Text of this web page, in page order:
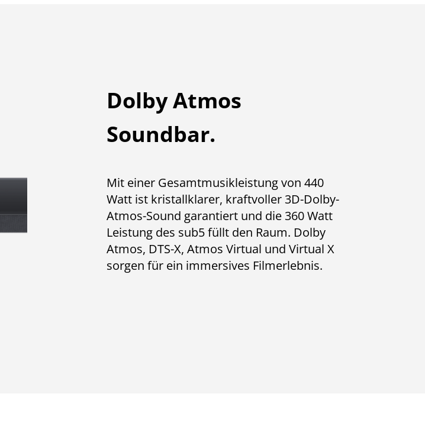
Dolby Atmos
Soundbar.
Mit einer Gesamtmusikleistung von 440
Watt ist kristallklarer, kraftvoller 3D-Dolby-
Atmos-Sound garantiert und die 360 Watt
Leistung des sub5 füllt den Raum. Dolby
Atmos, DTS-X, Atmos Virtual und Virtual X
sorgen für ein immersives Filmerlebnis.